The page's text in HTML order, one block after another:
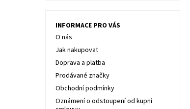
INFORMACE PRO VÁS
O nás
Jak nakupovat
Doprava a platba
Prodávané značky
Obchodní podmínky
Oznámení o odstoupení od kupní